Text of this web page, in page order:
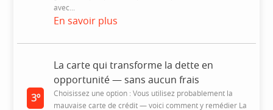
avec...
En savoir plus
3º
La carte qui transforme la dette en
opportunité — sans aucun frais
Choisissez une option : Vous utilisez probablement la
mauvaise carte de crédit — voici comment y remédier La